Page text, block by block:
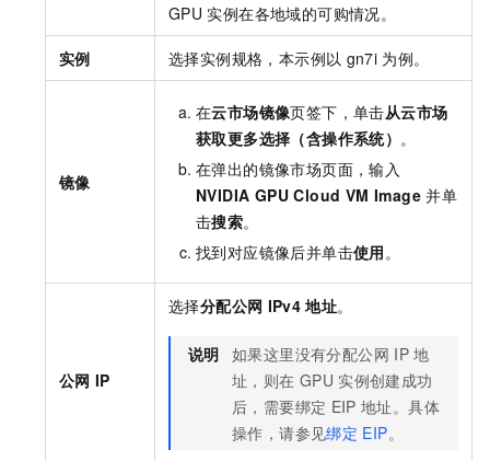
GPU 实例在各地域的可购情况。
实例 选择实例规格，本示例以 gn7i 为例。
镜像
在云市场镜像页签下，单击从云市场
获取更多选择（含操作系统） 。
在弹出的镜像市场页面，输入
NVIDIA GPU Cloud VM Image 并单
击搜索。
找到对应镜像后并单击使用 。
公网 IP
选择分配公网 IPv4 地址。
说明 如果这里没有分配公网 IP 地
址，则在 GPU 实例创建成功
后，需要绑定 EIP 地址。具体
操作，请参见绑定 EIP。